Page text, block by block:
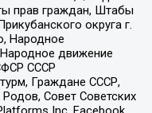
прав граждан, Штабы
округа г.
Народное
движение
СССР
Граждане СССР,
Совет Советских